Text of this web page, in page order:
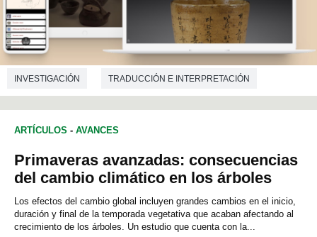
INVESTIGACIÓN TRADUCCIÓN E INTERPRETACIÓN
HISTORIA DEL ARTE HISTORIA
ARTÍCULOS - AVANCES
Primaveras avanzadas: consecuencias
del cambio climático en los árboles
Los efectos del cambio global incluyen grandes cambios en el inicio,
duración y final de la temporada vegetativa que acaban afectando al
crecimiento de los árboles. Un estudio que cuenta con la...